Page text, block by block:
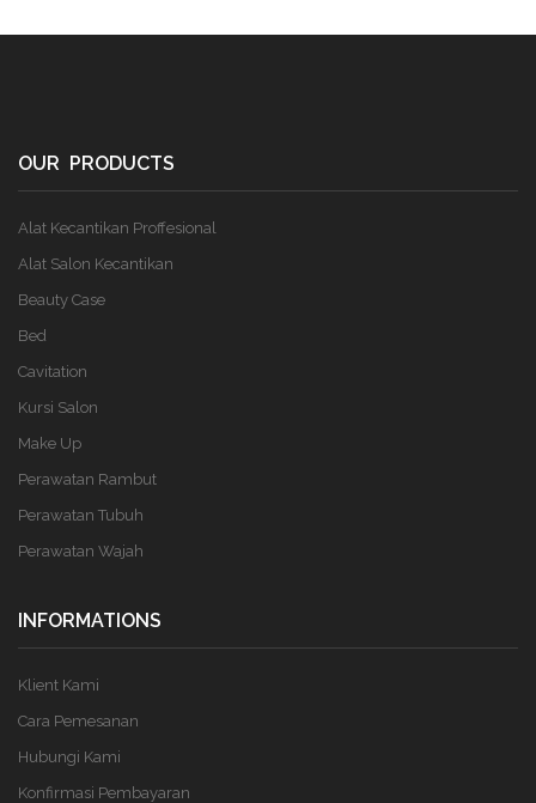
OUR PRODUCTS
Alat Kecantikan Proffesional
Alat Salon Kecantikan
Beauty Case
Bed
Cavitation
Kursi Salon
Make Up
Perawatan Rambut
Perawatan Tubuh
Perawatan Wajah
INFORMATIONS
Klient Kami
Cara Pemesanan
Hubungi Kami
Konfirmasi Pembayaran